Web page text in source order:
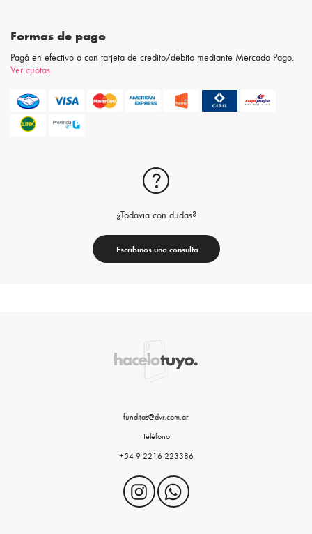
Formas de pago
Pagá en efectivo o con tarjeta de credito/debito mediante Mercado Pago.
Ver cuotas
¿Todavia con dudas?
Escribinos una consulta
funditas@dvr.com.ar
Teléfono
+54 9 2216 223386